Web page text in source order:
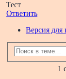
Тест
Ответить
Версия для
1